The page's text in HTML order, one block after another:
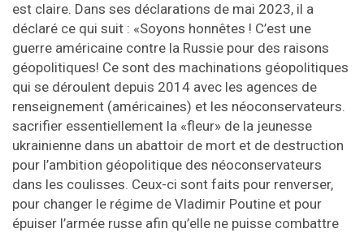
est claire. Dans ses déclarations de mai 2023, il a
déclaré ce qui suit : «Soyons honnêtes ! C’est une
guerre américaine contre la Russie pour des raisons
géopolitiques! Ce sont des machinations géopolitiques
qui se déroulent depuis 2014 avec les agences de
renseignement (américaines) et les néoconservateurs.
sacrifier essentiellement la «fleur» de la jeunesse
ukrainienne dans un abattoir de mort et de destruction
pour l’ambition géopolitique des néoconservateurs
dans les coulisses. Ceux-ci sont faits pour renverser,
pour changer le régime de Vladimir Poutine et pour
épuiser l’armée russe afin qu’elle ne puisse combattre